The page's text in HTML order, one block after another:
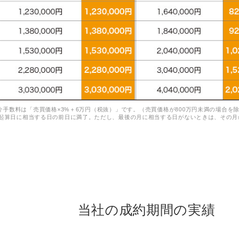
数料は「売買価格×3%＋6万円（税抜）」です。（売買価格が800万円未満の場合
日に相当する日の前日に満了。ただし、最後の月に相当する日がないときは、その
当社の成約期間の実績